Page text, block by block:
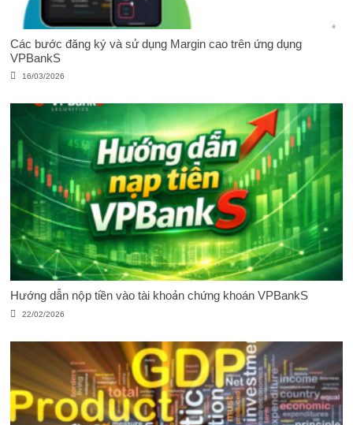
Các bước đăng ký và sử dụng Margin cao trên ứng dụng
VPBankS
16/03/2026
Hướng dẫn nộp tiền vào tài khoản chứng khoán VPBankS
22/02/2026